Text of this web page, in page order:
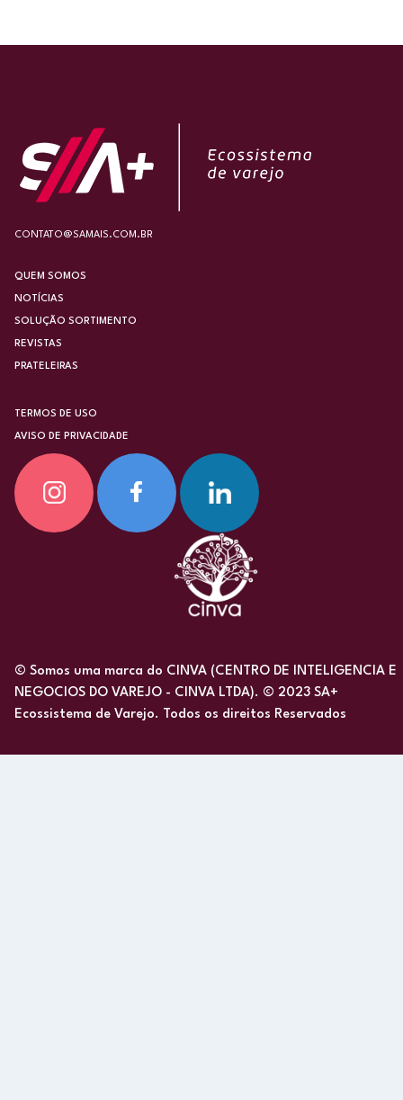
CONTATO@SAMAIS.COM.BR
QUEM SOMOS
NOTÍCIAS
SOLUÇÃO SORTIMENTO
REVISTAS
PRATELEIRAS
TERMOS DE USO
AVISO DE PRIVACIDADE
© Somos uma marca do CINVA (CENTRO DE INTELIGENCIA E
NEGOCIOS DO VAREJO - CINVA LTDA). © 2023 SA+
Ecossistema de Varejo. Todos os direitos Reservados